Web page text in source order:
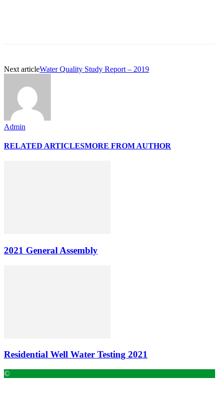
Next articleWater Quality Study Report – 2019
Admin
RELATED ARTICLESMORE FROM AUTHOR
2021 General Assembly
Residential Well Water Testing 2021
©